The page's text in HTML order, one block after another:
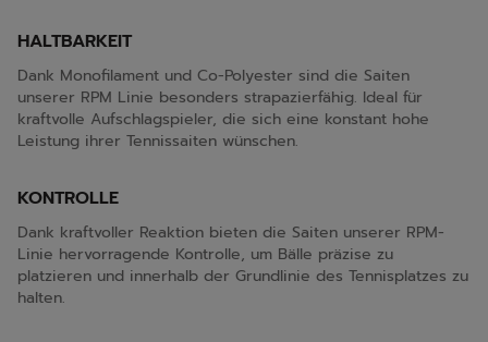
HALTBARKEIT
Dank Monofilament und Co-Polyester sind die Saiten
unserer RPM Linie besonders strapazierfähig. Ideal für
kraftvolle Aufschlagspieler, die sich eine konstant hohe
Leistung ihrer Tennissaiten wünschen.
KONTROLLE
Dank kraftvoller Reaktion bieten die Saiten unserer RPM-
Linie hervorragende Kontrolle, um Bälle präzise zu
platzieren und innerhalb der Grundlinie des Tennisplatzes zu
halten.